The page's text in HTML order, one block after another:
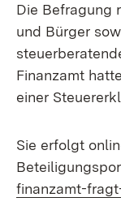
Die Befragung
und Bürger
Finanzamt
einer
Sie erfolgt
finanzamt-